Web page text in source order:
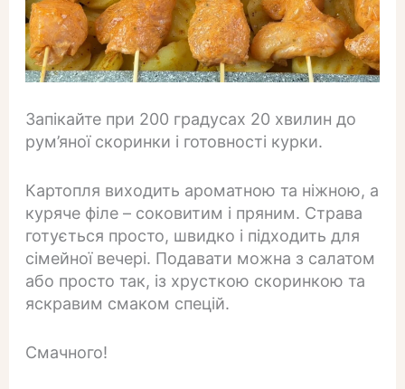
Запікайте при 200 градусах 20 хвилин до
рум’яної скоринки і готовності курки.
Картопля виходить ароматною та ніжною, а
куряче філе – соковитим і пряним. Страва
готується просто, швидко і підходить для
сімейної вечері. Подавати можна з салатом
або просто так, із хрусткою скоринкою та
яскравим смаком спецій.
Смачного!